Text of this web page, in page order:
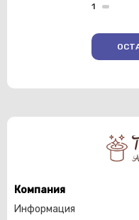
1
Компания
Информация